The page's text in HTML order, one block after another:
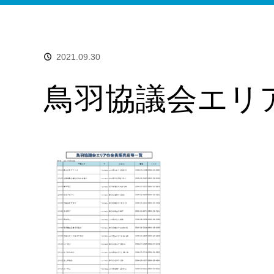
2021.09.30
鳥羽協議会エリ